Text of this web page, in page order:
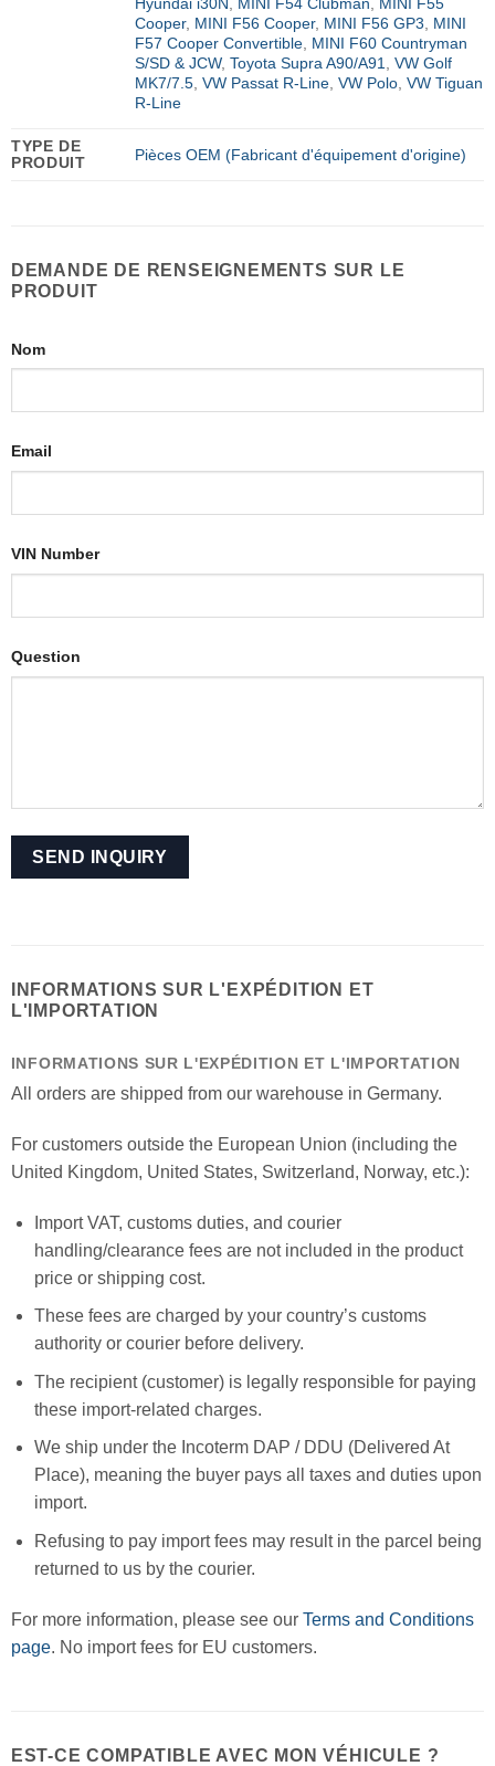
Cooper, MINI F56 Cooper, MINI F56 GP3
MINI
F57 Cooper Convertible, MINI F60 Countryman
S/SD & JCW, Toyota Supra A90/A91
VW Golf
MK7/7.5, VW Passat R-Line, VW Polo, VW Tiguan
R-Line
TYPE DE
PRODUIT
Pièces OEM (Fabricant d'équipement d'origine)
DEMANDE DE RENSEIGNEMENTS SUR LE
PRODUIT
Nom
Email
VIN Number
Question
INFORMATIONS SUR L'EXPÉDITION ET
L'IMPORTATION
INFORMATIONS SUR L'EXPÉDITION ET L'IMPORTATION
All orders are shipped from our warehouse in Germany.
For customers outside the European Union (including the
United Kingdom, United States, Switzerland, Norway, etc.):
Import VAT, customs duties, and courier
handling/clearance fees are not included in the product
price or shipping cost.
These fees are charged by your country’s customs
authority or courier before delivery.
The recipient (customer) is legally responsible for paying
these import-related charges.
We ship under the Incoterm DAP / DDU (Delivered At
Place), meaning the buyer pays all taxes and duties upon
import.
Refusing to pay import fees may result in the parcel being
returned to us by the courier.
For more information, please see our Terms and Conditions
page. No import fees for EU customers.
EST-CE COMPATIBLE AVEC MON VÉHICULE ?